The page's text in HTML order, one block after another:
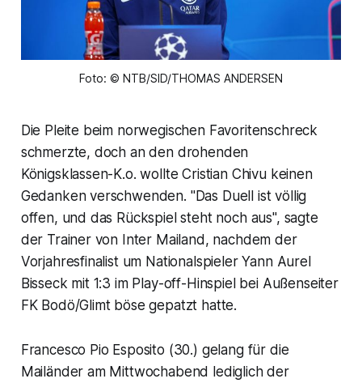
Foto: © NTB/SID/THOMAS ANDERSEN
Die Pleite beim norwegischen Favoritenschreck
schmerzte, doch an den drohenden
Königsklassen-K.o. wollte Cristian Chivu keinen
Gedanken verschwenden. "Das Duell ist völlig
offen, und das Rückspiel steht noch aus", sagte
der Trainer von Inter Mailand, nachdem der
Vorjahresfinalist um Nationalspieler Yann Aurel
Bisseck mit 1:3 im Play-off-Hinspiel bei Außenseiter
FK Bodö/Glimt böse gepatzt hatte.
Francesco Pio Esposito (30.) gelang für die
Mailänder am Mittwochabend lediglich der